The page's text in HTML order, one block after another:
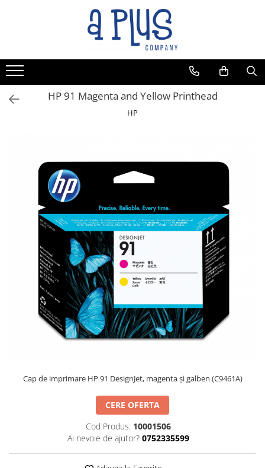
HP 91 Magenta and Yellow Printhead
HP
Cap de imprimare HP 91 DesignJet, magenta şi galben (C9461A)
CERE OFERTA
Cod Produs: 10001506
Ai nevoie de ajutor? 0752335599